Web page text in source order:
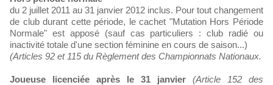
du 2 juillet 2011 au 31 janvier 2012 inclus. Pour tout changement
de club durant cette période, le cachet "Mutation Hors Période
Normale" est apposé (sauf cas particuliers : club radié ou
inactivité totale d'une section féminine en cours de saison...)
(Articles 92 et 115 du Règlement des Championnats Nationaux.
Joueuse licenciée après le 31 janvier
(Article 152 des